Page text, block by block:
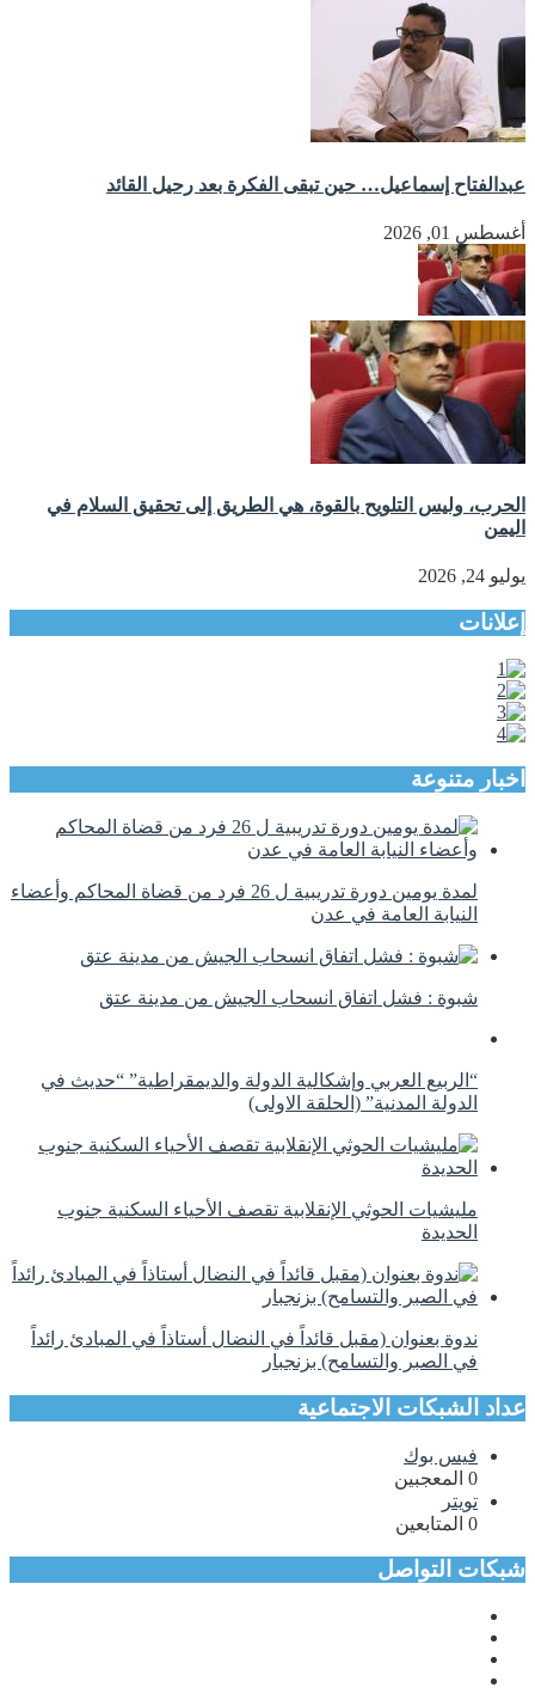
عبدالفتاح إسماعيل… حين تبقى الفكرة بعد رحيل القائد
أغسطس 01, 2026
الحرب، وليس التلويح بالقوة، هي الطريق إلى تحقيق السلام في
اليمن
يوليو 24, 2026
إعلانات
اخبار متنوعة
لمدة يومين دورة تدريبية ل 26 فرد من قضاة المحاكم وأعضاء
النيابة العامة في عدن
شبوة : فشل اتفاق انسحاب الجيش من مدينة عتق
“الربيع العربي وإشكالية الدولة والديمقراطية” “حديث في
الدولة المدنية” (الحلقة الاولى)
مليشيات الحوثي الإنقلابية تقصف الأحياء السكنية جنوب
الحديدة
ندوة بعنوان (مقبل قائداً في النضال أستاذاً في المبادئ رائداً
في الصبر والتسامح) بزنجبار
عداد الشبكات الاجتماعية
فيس بوك
0 المعجبين
تويتر
0 المتابعين
شبكات التواصل